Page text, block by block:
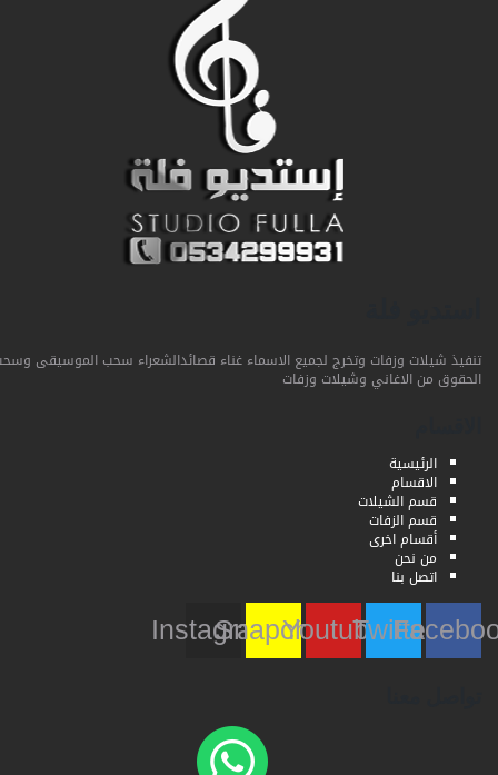
تنفيذ شيلات وزفات وتخرج لجميع الاسماء غناء قصائدالشعراء سحب الموسيقى وسحب
الحقوق من الاغاني وشيلات وزفات
الرئيسية
الاقسام
قسم الشيلات
قسم الزفات
أقسام اخرى
من نحن
اتصل بنا
Twitter
Youtube
Snapchat
Instagram